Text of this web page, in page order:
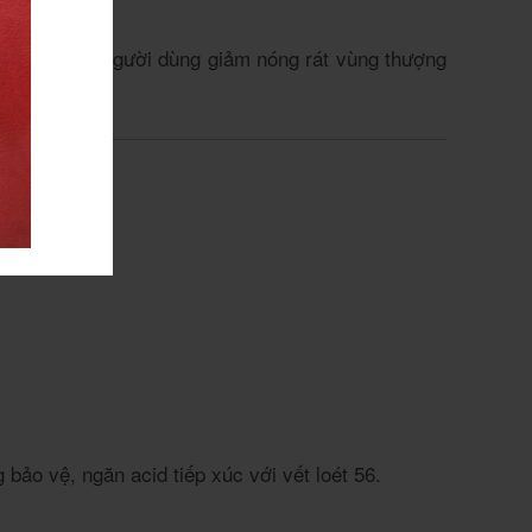
95.2% người dùng giảm nóng rát vùng thượng
vệ, ngăn acid tiếp xúc với vết loét 56.